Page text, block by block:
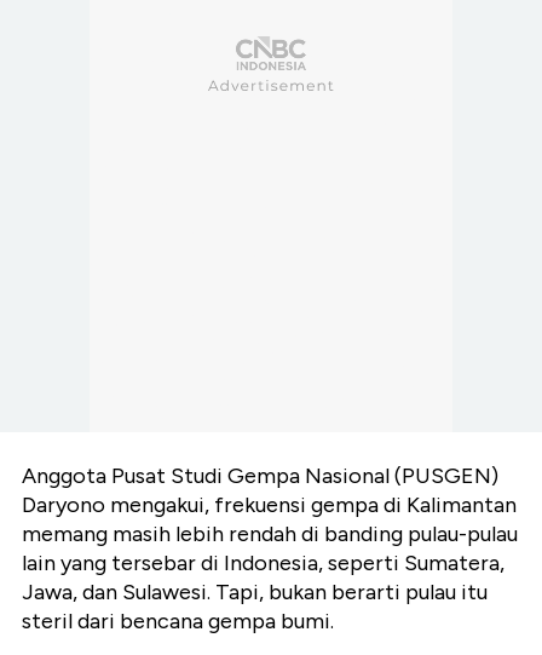
Anggota Pusat Studi Gempa Nasional (PUSGEN)
Daryono mengakui, frekuensi gempa di Kalimantan
memang masih lebih rendah di banding pulau-pulau
lain yang tersebar di Indonesia, seperti Sumatera,
Jawa, dan Sulawesi. Tapi, bukan berarti pulau itu
steril dari bencana gempa bumi.